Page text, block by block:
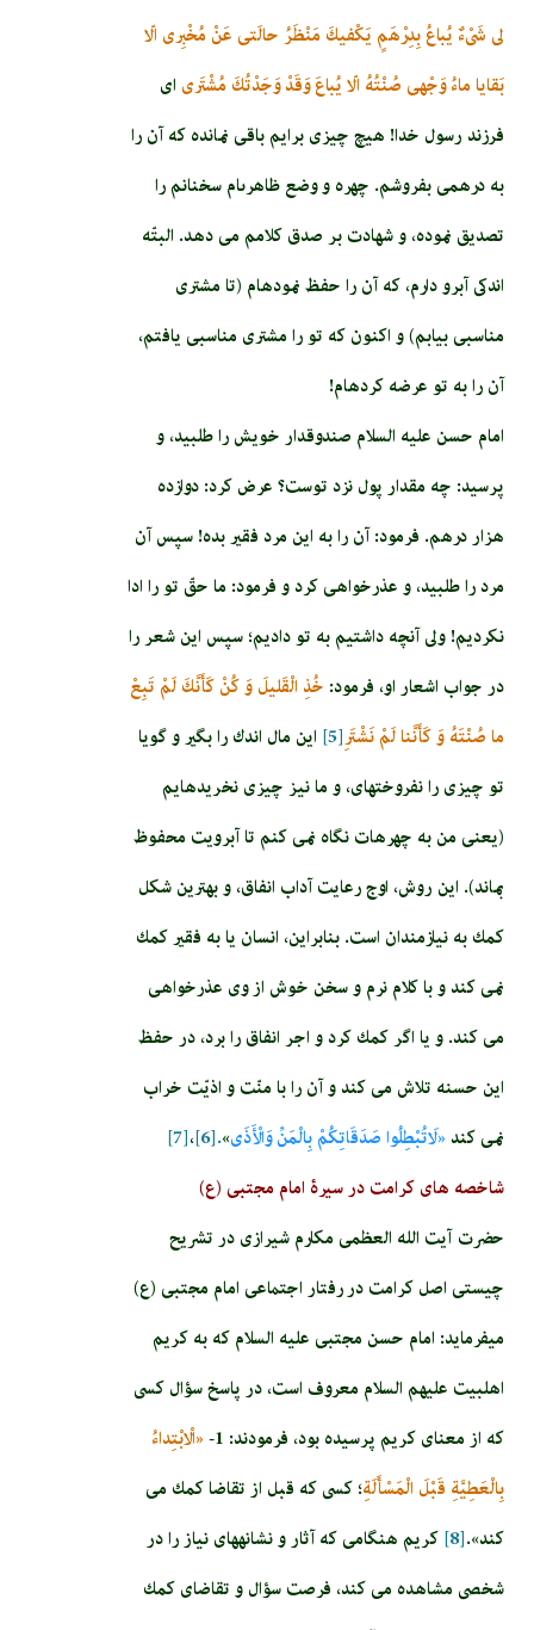
لى‏ شَىْ‏ءٌ يُباعُ بِدِرْهَمٍ‏ يَكْفيكَ مَنْظَرُ حالَتى‏ عَنْ مُخْبِرى‏ الّا
بَقايا ماءُ وَجْهى‏ صُنْتُهُ‏ الّا يُباعَ وَقَدْ وَجَدْتُكَ مُشْتَرى‏ اى
فرزند رسول خدا! هيچ چيزى برايم باقى نمانده كه آن را
به درهمى بفروشم. چهره و وضع ظاهرى‏ام سخنانم را
تصديق نموده، و شهادت بر صدق كلامم مى ‏دهد. البتّه
اندكى آبرو دارم، كه آن را حفظ نموده‏ام (تا مشترى
مناسبى بيابم) و اكنون كه تو را مشترى مناسبى يافتم،
آن را به تو عرضه كرده‏ام!
امام حسن عليه السلام صندوق­دار خويش را طلبيد، و
پرسيد: چه مقدار پول نزد توست؟ عرض كرد: دوازده
هزار درهم. فرمود: آن را به اين مرد فقير بده! سپس آن
مرد را طلبيد، و عذرخواهى كرد و فرمود: ما حقّ تو را ادا
نكرديم! ولى آنچه داشتيم به تو داديم؛ سپس اين شعر را
در جواب اشعار او، فرمود: خُذِ الْقَليلَ وَ كُنْ كَأَنَّكَ لَمْ تَبِعْ‏
ما صُنْتَهُ وَ كَأَنَّنا لَمْ نَشْتَرِ[5]
اين مال اندك را بگير و گويا
تو چيزى را نفروخته‏اى، و ما نيز چيزى نخريده‏ايم
(يعنى من به چهره‏ات نگاه نمى‏ كنم تا آبرويت محفوظ
بماند). اين روش، اوج رعايت آداب انفاق، و بهترين شكل
كمك به نيازمندان است. بنابراين، انسان يا به فقير كمك
نمى‏ كند و با كلام نرم و سخن خوش از وى عذرخواهى
مى ‏كند. و يا اگر كمك كرد و اجر انفاق را برد، در حفظ
اين حسنه تلاش مى ‏كند و آن را با منّت و اذيّت خراب
نمى‏ كند «لَاتُبْطِلُوا صَدَقَاتِكُمْ بِالْمَنِّ وَالْأَذَى»
.[6] ،[7]
شاخصه های کرامت در سیرۀ امام مجتبی (ع)
حضرت آیت الله العظمی مکارم شیرازی در تشریح
چیستی اصل کرامت در رفتار اجتماعی امام مجتبی (ع)
می­فرماید: امام‏ حسن‏ مجتبى عليه السلام كه به كريم
اهل‏بيت عليهم السلام معروف است، در پاسخ سؤال كسى
كه از معناى كريم پرسيده بود، فرمودند: 1-
«الْابْتِداءُ
بِالْعَطِيَّةِ قَبْلَ الْمَسْأَلَةِ؛ كسى كه قبل از تقاضا كمك مى‏
كند».[8]
كريم هنگامى كه آثار و نشانه‏هاى نياز را در
شخصى مشاهده مى‏ كند، فرصت سؤال و تقاضاى كمك